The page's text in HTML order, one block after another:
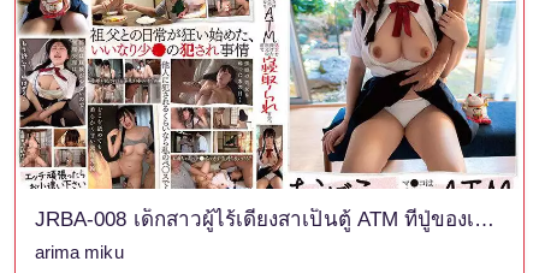
JRBA-008 เด็กสาวผู้ไร้เดียงสาเป็นตู้ ATM ที่ปู่ของเธอกำลังเรียก เธอยอมสละพรหมจรรย์ให้กับเขาและโดนนอกใจเพื่อเงิน อาริมะ มิกุ
arima miku